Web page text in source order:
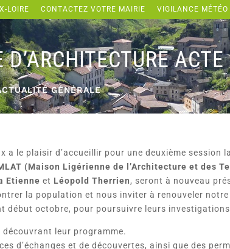
LOIRE CONTACTEZ VOTRE MAIRIE VIGILANCE MÉTÉO
D’ARCHITECTURE
GÉNÉRALE
a le plaisir d’accueillir pour une deuxième session
(Maison Ligérienne de l’Architecture et des
Etienne et Léopold Therrien, seront à nouveau
la population et nous inviter à renouveler
début octobre, pour poursuivre leurs
leur programme.
d’échanges et de découvertes, ainsi que des